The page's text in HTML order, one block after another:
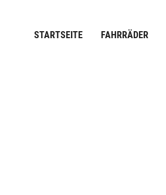
STARTSEITE FAHRRÄDER